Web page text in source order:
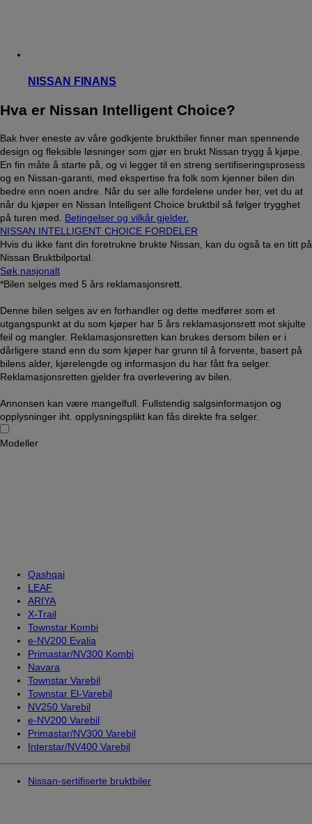
NISSAN FINANS
Hva er Nissan Intelligent Choice?
Bak hver eneste av våre godkjente bruktbiler finner man spennende
design og fleksible løsninger som gjør en brukt Nissan trygg å kjøpe.
En fin måte å starte på, og vi legger til en streng sertifiseringsprosess
og en Nissan-garanti, med ekspertise fra folk som kjenner bilen din
bedre enn noen andre. Når du ser alle fordelene under her, vet du at
når du kjøper en Nissan Intelligent Choice bruktbil så følger trygghet
på turen med. Betingelser og vilkår gjelder.
NISSAN INTELLIGENT CHOICE FORDELER
Hvis du ikke fant din foretrukne brukte Nissan, kan du også ta en titt på
Nissan Bruktbilportal.
Søk nasjonalt
*Bilen selges med 5 års reklamasjonsrett.
Denne bilen selges av en forhandler og dette medfører som et
utgangspunkt at du som kjøper har 5 års reklamasjonsrett mot skjulte
feil og mangler. Reklamasjonsretten kan brukes dersom bilen er i
dårligere stand enn du som kjøper har grunn til å forvente, basert på
bilens alder, kjørelengde og informasjon du har fått fra selger.
Reklamasjonsretten gjelder fra overlevering av bilen.
Annonsen kan være mangelfull. Fullstendig salgsinformasjon og
opplysninger iht. opplysningsplikt kan fås direkte fra selger.
Modeller
Qashqai
LEAF
ARIYA
X-Trail
Townstar Kombi
e-NV200 Evalia
Primastar/NV300 Kombi
Navara
Townstar Varebil
Townstar El-Varebil
NV250 Varebil
e-NV200 Varebil
Primastar/NV300 Varebil
Interstar/NV400 Varebil
Nissan-sertifiserte bruktbiler